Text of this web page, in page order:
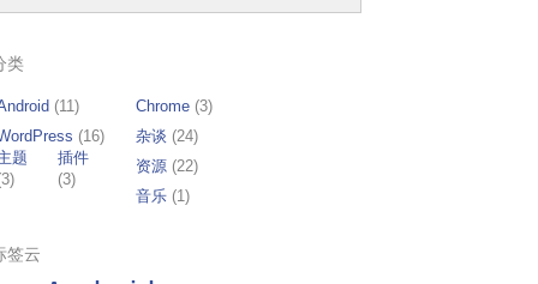
类
(11) Chrome (3)
(16)
题
插件
(3)
杂谈 (24)
资源 (22)
音乐 (1)
签云